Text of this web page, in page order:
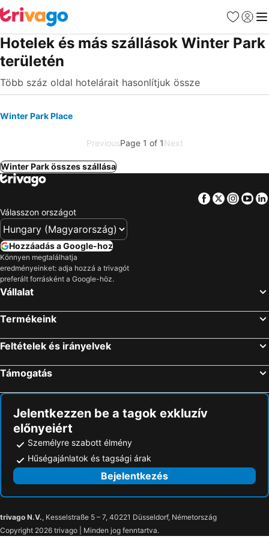
Kedvencek
Hotelek és más szállások Winter Park
területén
Több száz oldal hotelárait hasonlítjuk össze
Winter Park Place
PreviousPage 1 of 1Next
Winter Park összes szállása
Facebook
Twitter
Válasszon országot
Hozzáadás a Google-hoz
Könnyen megtalálhatja
eredményeinket: adja hozzá a trivagót
preferált forrásként a Google-höz.
Vállalat
Termékeink
Feltételek és irányelvek
Támogatás
Jelentkezzen be a tagok exkluzív
előnyeiért
Személyre szabott élmény
Hűségajánlatok és tagsági árak
Bejelentkezés
trivago N.V., Kesselstraße 5 – 7, 40221 Düsseldorf, Németország
Copyright 2026 trivago | Minden jog fenntartva.